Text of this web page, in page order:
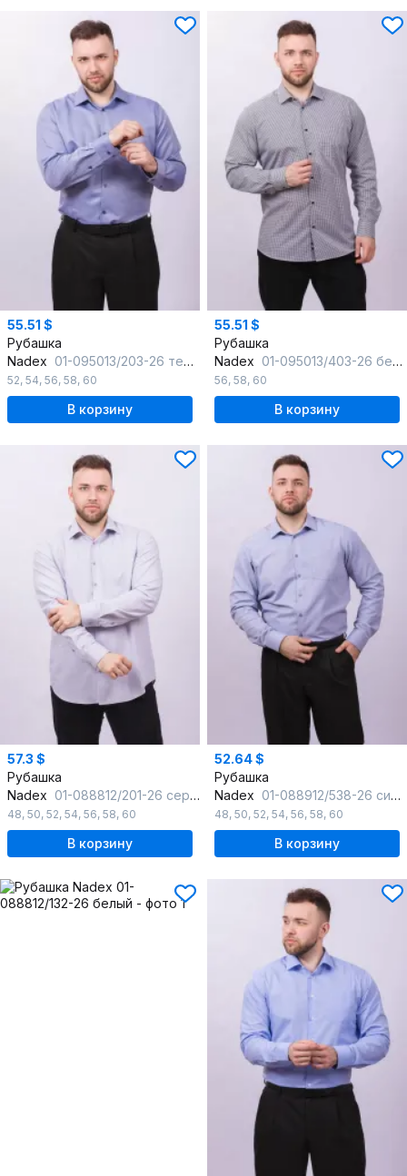
55.51 $
Рубашка
Nadex 01-095013/203-26 темно-синий
52, 54, 56, 58, 60
В корзину
55.51 $
Рубашка
Nadex 01-095013/403-26 бело-черный
56, 58, 60
В корзину
57.3 $
Рубашка
Nadex 01-088812/201-26 серый_самре
48, 50, 52, 54, 56, 58, 60
В корзину
52.64 $
Рубашка
Nadex 01-088912/538-26 сине-белый
48, 50, 52, 54, 56, 58, 60
В корзину